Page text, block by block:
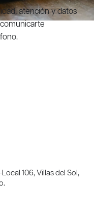
atención y datos
106, Villas del Sol,